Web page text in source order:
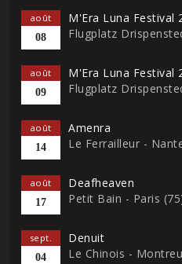
août
08
M'Era Luna Festival
Flugplatz
août
09
M'Era Luna Festival
Flugplatz
août
14
Amenra
Le Ferrailleur -
août
17
Deafheaven
Petit Bain - Paris
sept.
04
Denuit
Le Chinois -